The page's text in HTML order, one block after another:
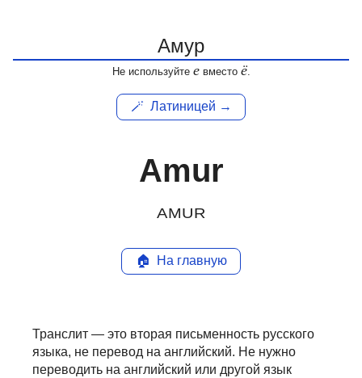
Не используйте евместо ё.
🪄 Латиницей →
Amur
AMUR
🏠 На главную
Транслит — это вторая письменность русского
языка, не перевод на английский. Не нужно
переводить на английский или другой язык